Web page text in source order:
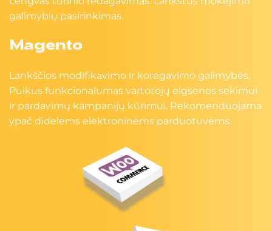
galimybių pasirinkimas.
Magento
Lankščios modifikavimo ir koregavimo galimybės.
Puikus funkcionalumas vartotojų elgsenos sekimui
ir pardavimų kampanijų kūrimui. Rekomenduojama
ypač didelėms elektroninėms parduotuvėms.